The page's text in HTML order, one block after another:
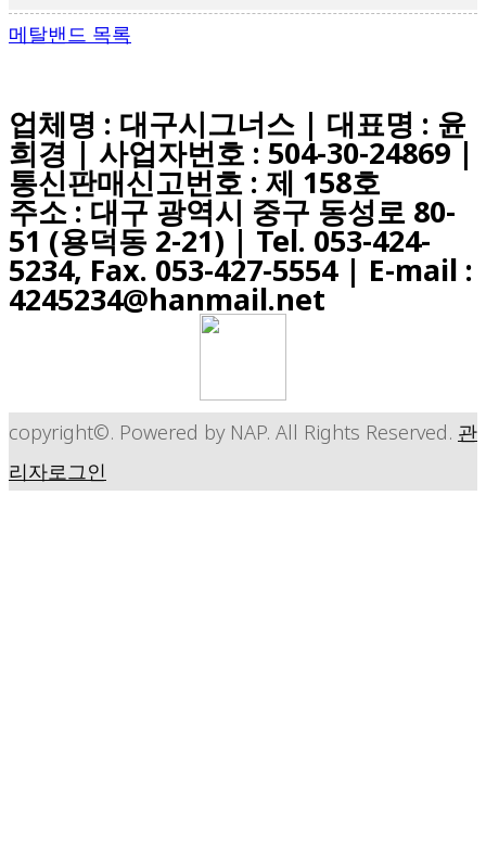
메탈밴드 목록
업체명 : 대구시그너스 | 대표명 : 윤
희경 | 사업자번호 : 504-30-24869 |
통신판매신고번호 : 제 158호
주소 : 대구 광역시 중구 동성로 80-
51 (용덕동 2-21) | Tel. 053-424-
5234, Fax. 053-427-5554| E-mail :
4245234@hanmail.net
copyright©. Powered by NAP. All Rights Reserved. 관
리자로그인